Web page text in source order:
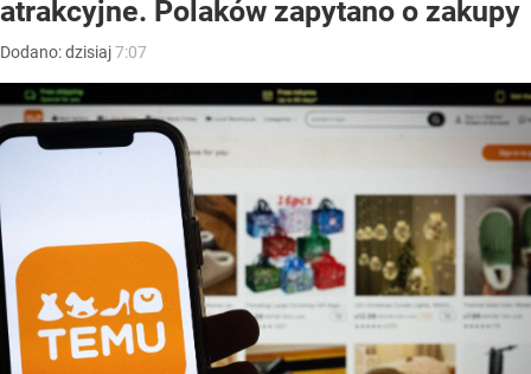
atrakcyjne. Polaków zapytano o zakupy
Dodano:dzisiaj7:07